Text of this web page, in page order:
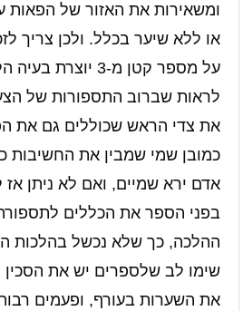
ומשאירות את האזור של הפאות
או ללא שיער בכלל. ולכן צריך
על מספר קטן מ-3
לראות שברוב התספורות של
את צדי הראש שכוללים גם את
כמובן שמי שמבין את החשיבות
אדם ירא שמיים, ואם לא ניתן
בפני הספר את הכללים
ההלכה, כך שלא נכשל בהלכות
שימו לב שלספרים יש את הסכין
את השערות בעורף, ופעמים